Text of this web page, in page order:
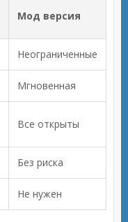
Мод версия
Неограниченные
Мгновенная
Все открыты
Без риска
Не нужен